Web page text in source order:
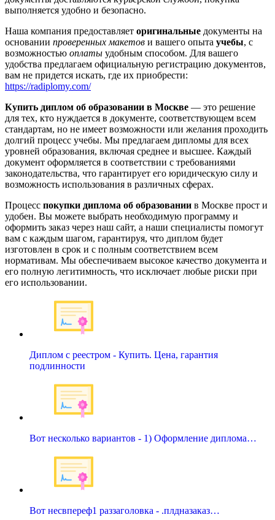
выполняется удобно и безопасно.
Наша компания предоставляет оригинальные документы на
основании проверенных макетов и вашего опыта учебы, с
возможностью оплаты удобным способом. Для вашего
удобства предлагаем официальную регистрацию документов,
вам не придется искать, где их приобрести:
https://radiplomy.com/
Купить диплом об образовании в Москве — это решение
для тех, кто нуждается в документе, соответствующем всем
стандартам, но не имеет возможности или желания проходить
долгий процесс учебы. Мы предлагаем дипломы для всех
уровней образования, включая среднее и высшее. Каждый
документ оформляется в соответствии с требованиями
законодательства, что гарантирует его юридическую силу и
возможность использования в различных сферах.
Процесс покупки диплома об образовании в Москве прост и
удобен. Вы можете выбрать необходимую программу и
оформить заказ через наш сайт, а наши специалисты помогут
вам с каждым шагом, гарантируя, что диплом будет
изготовлен в срок и с полным соответствием всем
нормативам. Мы обеспечиваем высокое качество документа и
его полную легитимность, что исключает любые риски при
его использовании.
Диплом с реестром - Купить. Цена, гарантия
подлинности
Вот несколько вариантов - 1) Оформление диплома…
Вот несвпереф1 раззаголовка - .плдназаказ…